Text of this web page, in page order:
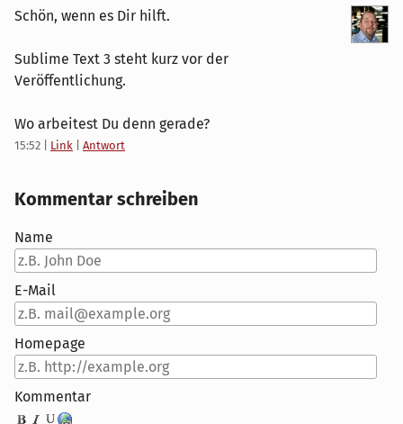
Schön, wenn es Dir hilft.
Sublime Text 3 steht kurz vor der
Veröffentlichung.
Wo arbeitest Du denn gerade?
15:52 Link Antwort
Kommentar schreiben
Name
E-Mail
Homepage
Kommentar